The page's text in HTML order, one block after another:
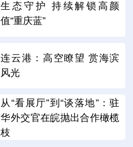
生态守护 持续解锁高颜
值“重庆蓝”
连云港：高空瞭望 赏海滨
风光
从“看展厅”到“谈落地”：驻
华外交官在皖抛出合作橄榄
枝